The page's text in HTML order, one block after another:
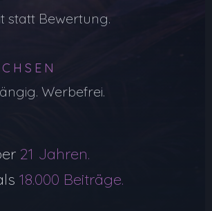
statt Bewertung.
Werbefrei.
21 Jahren.
18.000 Beiträge.